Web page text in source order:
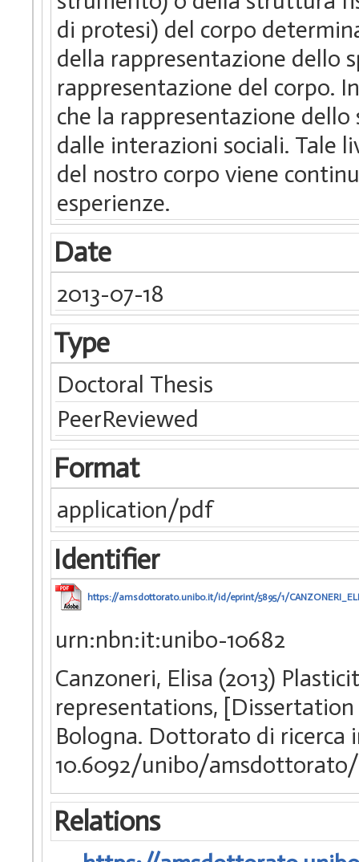
di protesi) del corpo
della rappresentazione dello
rappresentazione del corpo.
che la rappresentazione
dalle interazioni sociali. Tale
del nostro corpo viene
esperienze.
Date
2013-07-18
Type
Doctoral Thesis
PeerReviewed
Format
application/pdf
Identifier
https://amsdottorato.unibo.it/id/eprint/5895/1/
urn:nbn:it:unibo-10682
Canzoneri, Elisa (2013)
representations,
Bologna. Dottorato di ricerca
10.6092/unibo/
Relations